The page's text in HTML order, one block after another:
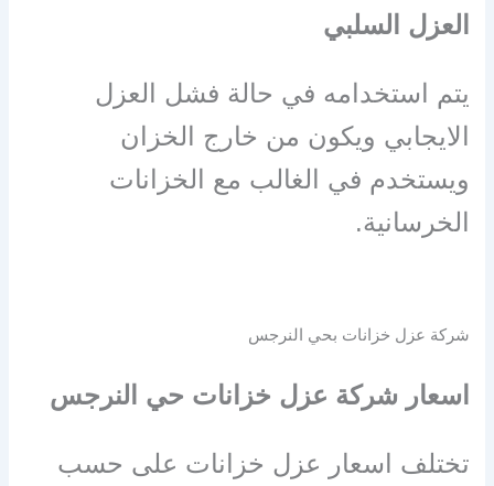
العزل السلبي
يتم استخدامه في حالة فشل العزل
الايجابي ويكون من خارج الخزان
ويستخدم في الغالب مع الخزانات
الخرسانية.
شركة عزل خزانات بحي النرجس
اسعار شركة عزل خزانات حي النرجس
تختلف اسعار عزل خزانات على حسب